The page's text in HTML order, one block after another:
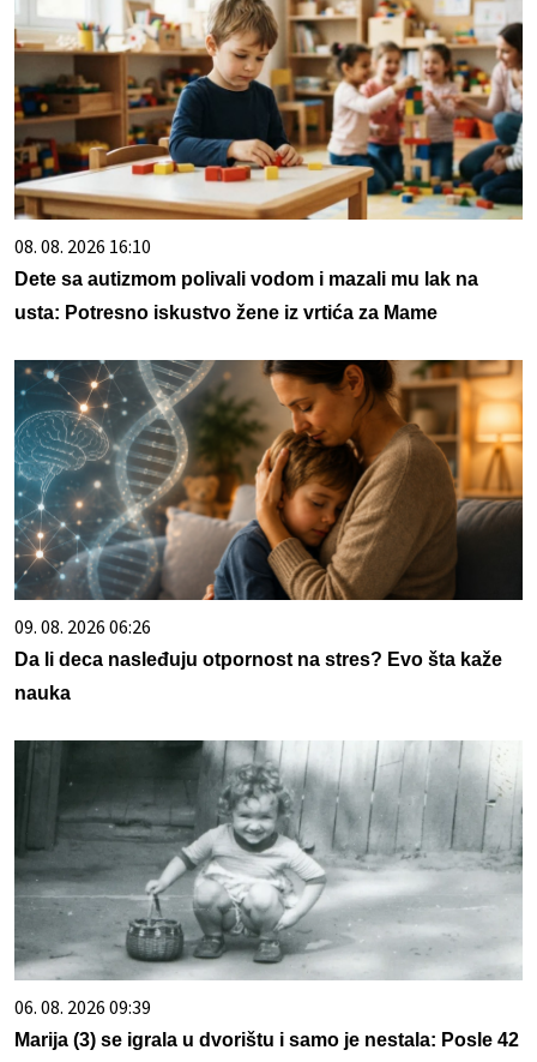
08. 08. 2026 16:10
Dete sa autizmom polivali vodom i mazali mu lak na
usta: Potresno iskustvo žene iz vrtića za Mame
09. 08. 2026 06:26
Da li deca nasleđuju otpornost na stres? Evo šta kaže
nauka
06. 08. 2026 09:39
Marija (3) se igrala u dvorištu i samo je nestala: Posle 42